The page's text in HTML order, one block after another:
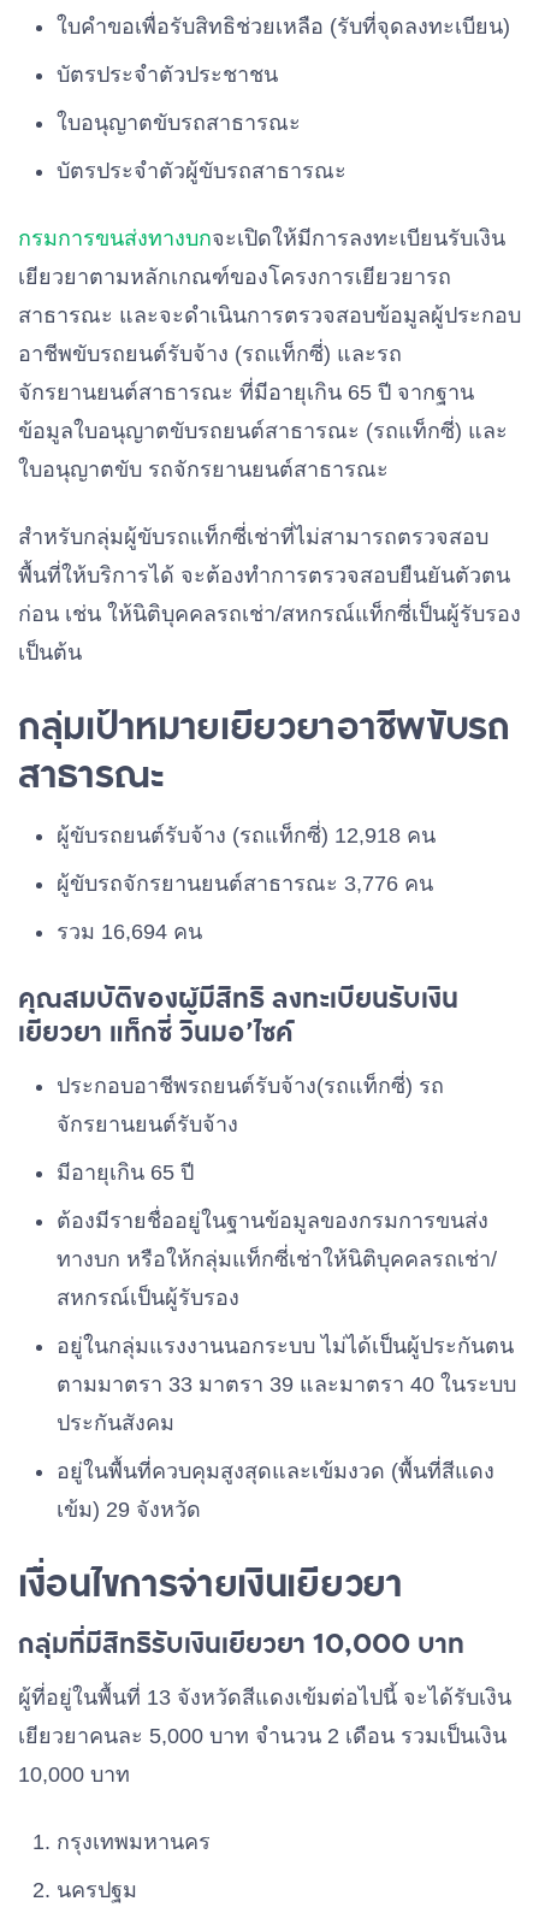
ใบคำขอเพื่อรับสิทธิช่วยเหลือ (รับที่จุดลงทะเบียน)
บัตรประจำตัวประชาชน
ใบอนุญาตขับรถสาธารณะ
บัตรประจำตัวผู้ขับรถสาธารณะ
กรมการขนส่งทางบกจะเปิดให้มีการลงทะเบียนรับเงิน
เยียวยาตามหลักเกณฑ์ของโครงการเยียวยารถ
สาธารณะ และจะดำเนินการตรวจสอบข้อมูลผู้ประกอบ
อาชีพขับรถยนต์รับจ้าง (รถแท็กซี่) และรถ
จักรยานยนต์สาธารณะ ที่มีอายุเกิน 65 ปี จากฐาน
ข้อมูลใบอนุญาตขับรถยนต์สาธารณะ (รถแท็กซี่) และ
ใบอนุญาตขับ รถจักรยานยนต์สาธารณะ
สำหรับกลุ่มผู้ขับรถแท็กซี่เช่าที่ไม่สามารถตรวจสอบ
พื้นที่ให้บริการได้ จะต้องทำการตรวจสอบยืนยันตัวตน
ก่อน เช่น ให้นิติบุคคลรถเช่า/สหกรณ์แท็กซี่เป็นผู้รับรอง
เป็นต้น
กลุ่มเป้าหมายเยียวยาอาชีพขับรถ
สาธารณะ
ผู้ขับรถยนต์รับจ้าง (รถแท็กซี่) 12,918 คน
ผู้ขับรถจักรยานยนต์สาธารณะ 3,776 คน
รวม 16,694 คน
คุณสมบัติของผู้มีสิทธิ ลงทะเบียนรับเงิน
เยียวยา แท็กซี่ วินมอ’ไซค์
ประกอบอาชีพรถยนต์รับจ้าง(รถแท็กซี่) รถ
จักรยานยนต์รับจ้าง
มีอายุเกิน 65 ปี
ต้องมีรายชื่ออยู่ในฐานข้อมูลของกรมการขนส่ง
ทางบก หรือให้กลุ่มแท็กซี่เช่าให้นิติบุคคลรถเช่า/
สหกรณ์เป็นผู้รับรอง
อยู่ในกลุ่มแรงงานนอกระบบ ไม่ได้เป็นผู้ประกันตน
ตามมาตรา 33 มาตรา 39 และมาตรา 40 ในระบบ
ประกันสังคม
อยู่ในพื้นที่ควบคุมสูงสุดและเข้มงวด (พื้นที่สีแดง
เข้ม) 29 จังหวัด
เงื่อนไขการจ่ายเงินเยียวยา
กลุ่มที่มีสิทธิรับเงินเยียวยา 10,000 บาท
ผู้ที่อยู่ในพื้นที่ 13 จังหวัดสีแดงเข้มต่อไปนี้ จะได้รับเงิน
เยียวยาคนละ 5,000 บาท จำนวน 2 เดือน รวมเป็นเงิน
10,000 บาท
กรุงเทพมหานคร
นครปฐม